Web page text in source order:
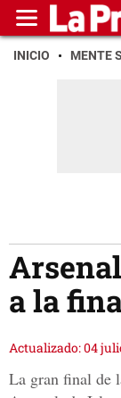
INICIO MENTE
a la
Actualizado: 04
La gran final de